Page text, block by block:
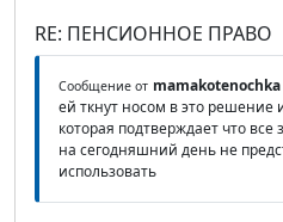
RE: ПЕНСИОННОЕ ПРАВО
Сообщение от mamakotenochka
ей ткнут носом в это решение
которая подтверждает что
на сегодняшний день не
использовать